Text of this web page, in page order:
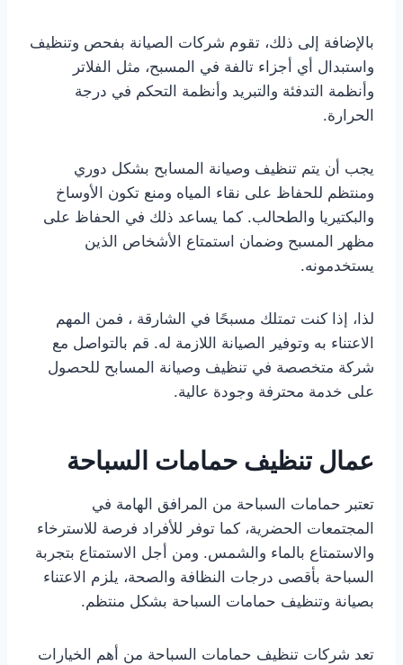
بالإضافة إلى ذلك، تقوم شركات الصيانة بفحص وتنظيف
واستبدال أي أجزاء تالفة في المسبح، مثل الفلاتر
وأنظمة التدفئة والتبريد وأنظمة التحكم في درجة
الحرارة.
يجب أن يتم تنظيف وصيانة المسابح بشكل دوري
ومنتظم للحفاظ على نقاء المياه ومنع تكون الأوساخ
والبكتيريا والطحالب. كما يساعد ذلك في الحفاظ على
مظهر المسبح وضمان استمتاع الأشخاص الذين
يستخدمونه.
لذا، إذا كنت تمتلك مسبحًا في الشارقة ، فمن المهم
الاعتناء به وتوفير الصيانة اللازمة له. قم بالتواصل مع
شركة متخصصة في تنظيف وصيانة المسابح للحصول
على خدمة محترفة وجودة عالية.
عمال تنظيف حمامات السباحة
تعتبر حمامات السباحة من المرافق الهامة في
المجتمعات الحضرية، كما توفر للأفراد فرصة للاسترخاء
والاستمتاع بالماء والشمس. ومن أجل الاستمتاع بتجربة
السباحة بأقصى درجات النظافة والصحة، يلزم الاعتناء
بصيانة وتنظيف حمامات السباحة بشكل منتظم.
تعد شركات تنظيف حمامات السباحة من أهم الخيارات